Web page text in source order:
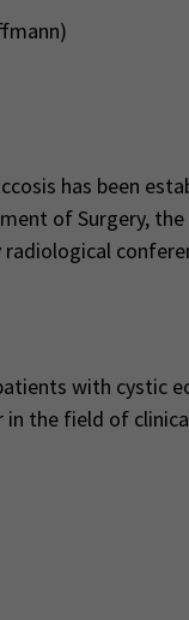
has been
of Surgery,
with cystic
the field of